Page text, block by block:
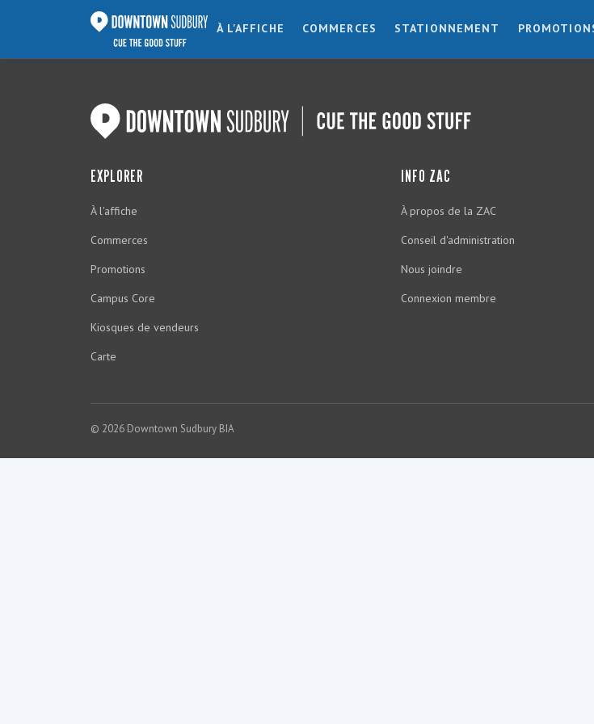
À L'AFFICHE COMMERCES STATIONNEMENT
EXPLORER
À l'affiche
Commerces
Promotions
Campus Core
Kiosques de vendeurs
Carte
INFO ZAC
À propos de la ZAC
Conseil d'administration
Nous joindre
Connexion membre
© 2026 Downtown Sudbury BIA